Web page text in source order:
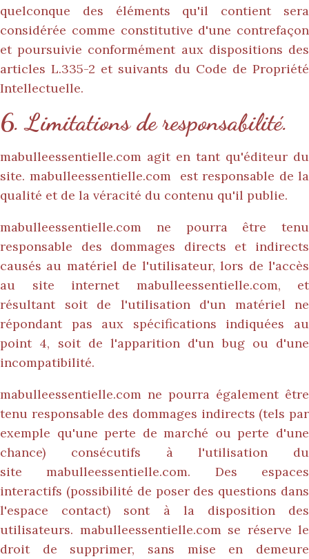
quelconque des éléments qu'il contient sera
considérée comme constitutive d'une contrefaçon
et poursuivie conformément aux dispositions des
articles L.335-2 et suivants du Code de Propriété
Intellectuelle.
6. Limitations de responsabilité.
mabulleessentielle.com agit en tant qu'éditeur du
site. mabulleessentielle.comest responsable de la
qualité et de la véracité du contenu qu'il publie.
mabulleessentielle.com ne pourra être tenu
responsable des dommages directs et indirects
causés au matériel de l'utilisateur, lors de l'accès
au site internet mabulleessentielle.com, et
résultant soit de l'utilisation d'un matériel ne
répondant pas aux spécifications indiquées au
point 4, soit de l'apparition d'un bug ou d'une
incompatibilité.
mabulleessentielle.com ne pourra également être
tenu responsable des dommages indirects (tels par
exemple qu'une perte de marché ou perte d'une
chance) consécutifs à l'utilisation du
sitemabulleessentielle.com. Des espaces
interactifs (possibilité de poser des questions dans
l'espace contact) sont à la disposition des
utilisateurs. mabulleessentielle.comse réserve le
droit de supprimer, sans mise en demeure